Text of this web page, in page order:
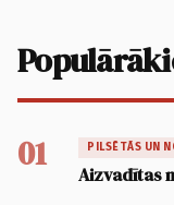
01 PILSĒTĀS UN
Aizvadītas